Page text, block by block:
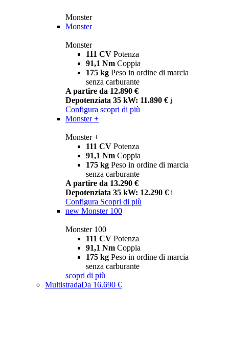
Monster
Monster
Monster
111 CV Potenza
91,1 Nm Coppia
175 kg Peso in ordine di marcia
senza carburante
A partire da 12.890 €
Depotenziata 35 kW: 11.890 € i
Configura scopri di più
Monster +
Monster +
111 CV Potenza
91,1 Nm Coppia
175 kg Peso in ordine di marcia
senza carburante
A partire da 13.290 €
Depotenziata 35 kW: 12.290 € i
Configura Scopri di più
new Monster 100
Monster 100
111 CV Potenza
91,1 Nm Coppia
175 kg Peso in ordine di marcia
senza carburante
scopri di più
MultistradaDa 16.690 €